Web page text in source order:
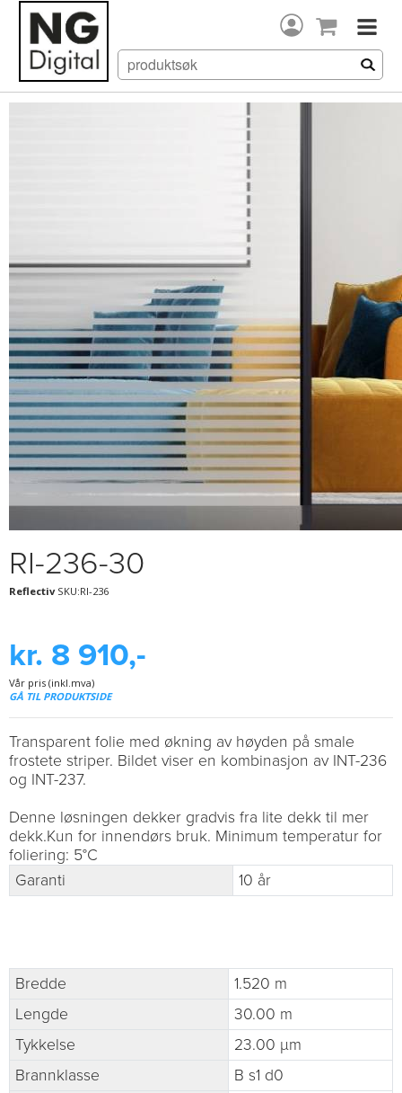
RI-236-30
ReflectivSKU:RI-236
kr. 8 910,-
Vår pris (inkl.mva)
GÅ TIL PRODUKTSIDE
Transparent folie med økning av høyden på smale
frostete striper. Bildet viser en kombinasjon av INT-236
og INT-237.
Denne løsningen dekker gradvis fra lite dekk til mer
dekk.Kun for innendørs bruk. Minimum temperatur for
foliering: 5°C
Garanti
10 år
Bredde
1.520 m
Lengde
30.00 m
Tykkelse
23.00 µm
Brannklasse
B s1 d0